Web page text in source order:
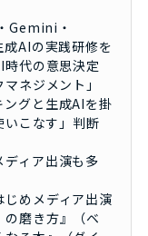
Gemini・
AIの実践研修を
代の意思決定
ネジメント」
グと生成AIを掛
こなす」判断
ィア出演も多
めメディア出演
磨き方』（ベ